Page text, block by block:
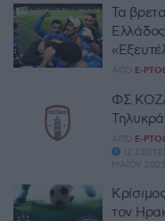
Τα
Ελλάδος
ΑΠΌ E-
ΦΣ
ΑΠΌ E-
12
ΜΑΪ́ΟΥ
τον